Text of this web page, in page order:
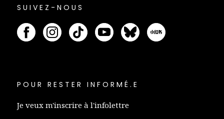
SUIVEZ-NOUS
POUR RESTER INFORMÉ.E
Je veux m'inscrire à l'infolettre